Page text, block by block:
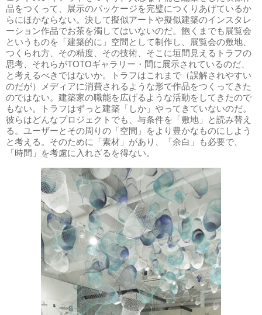
品をつくって、展示のパッケージを完璧につくりあげているか
らにほかならない。決して擬似アートや擬似建築のインスタレ
ーション作品でお茶を濁してはいないのだ。飽くまでも展覧会
というものを「建築的に」空間として制作し、展覧会の敷地、
つくられ方、その精度、その技術、そこに垣間見えるトラフの
思考、それらがTOTOギャラリー・間に展示されているのだ、
と考えるべきではないか。トラフはこれまで（誤解されやすい
のだが）メディアに消費されるような形で作品をつくってきた
のではない。建築家の職能を広げるような活動をしてきたので
もない。トラフはずっと建築「しか」やってきていないのだ。
彼らはどんなプロジェクトでも、与条件を「敷地」と読み替え
る。ユーザーとその周りの「空間」をより豊かなものにしよう
と考える。そのために「素材」があり、「余白」も必要で、
「時間」を考慮に入れざるを得ない。